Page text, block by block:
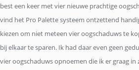
best een keer met vier nieuwe prachtige
vind het Pro Palette systeem ontzettend
kiezen om niet meteen vier oogschaduws te
bij elkaar te sparen. Ik had daar even geen
vier oogschaduws opnoemen die ik er graag in